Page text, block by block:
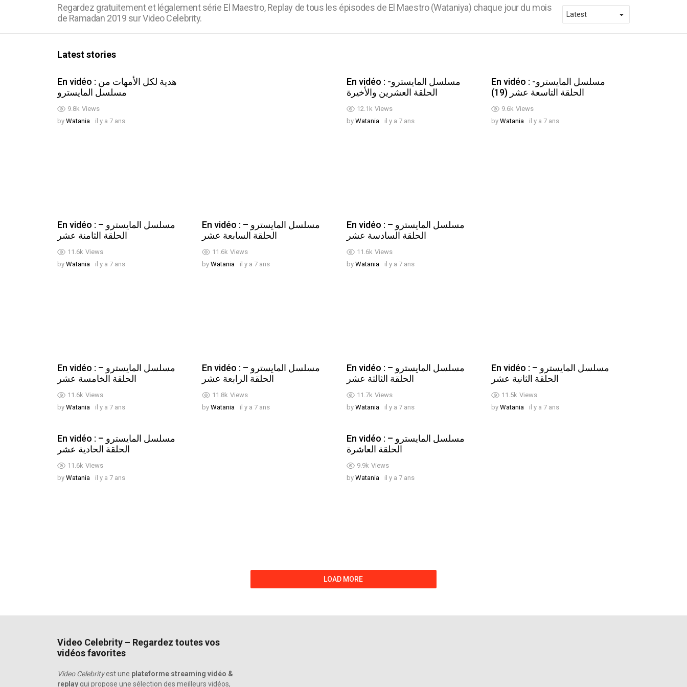
Regardez gratuitement et légalement série El Maestro, Replay de tous les épisodes de El Maestro (Wataniya) chaque jour du mois
de Ramadan 2019 sur Video Celebrity.
Latest stories
9.8k Views
En vidéo : هدية لكل الأمهات من
مسلسل المايسترو
by Watania il y a 7 ans
12.1k Views
En vidéo : مسلسل المايسترو-
الحلقة العشرين والأخيرة
by Watania il y a 7 ans
9.6k Views
En vidéo : مسلسل المايسترو-
الحلقة التاسعة عشر (19)
by Watania il y a 7 ans
11.6k Views
En vidéo : مسلسل المايسترو –
الحلقة الثامنة عشر
by Watania il y a 7 ans
11.6k Views
En vidéo : مسلسل المايسترو –
الحلقة السابعة عشر
by Watania il y a 7 ans
11.6k Views
En vidéo : مسلسل المايسترو –
الحلقة السادسة عشر
by Watania il y a 7 ans
11.6k Views
En vidéo : مسلسل المايسترو –
الحلقة الخامسة عشر
by Watania il y a 7 ans
11.8k Views
En vidéo : مسلسل المايسترو –
الحلقة الرابعة عشر
by Watania il y a 7 ans
11.7k Views
En vidéo : مسلسل المايسترو –
الحلقة الثالثة عشر
by Watania il y a 7 ans
11.5k Views
En vidéo : مسلسل المايسترو –
الحلقة الثانية عشر
by Watania il y a 7 ans
11.6k Views
En vidéo : مسلسل المايسترو –
الحلقة الحادية عشر
by Watania il y a 7 ans
9.9k Views
En vidéo : مسلسل المايسترو –
الحلقة العاشرة
by Watania il y a 7 ans
LOAD MORE
Video Celebrity – Regardez toutes vos
vidéos favorites
Video Celebrityest une plateforme streaming vidéo &
replay qui propose une sélection des meilleurs vidéos,